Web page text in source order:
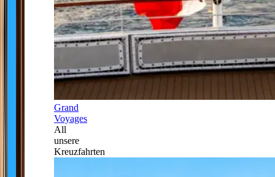
Grand
Voyages
All
unsere
Kreuzfahrten